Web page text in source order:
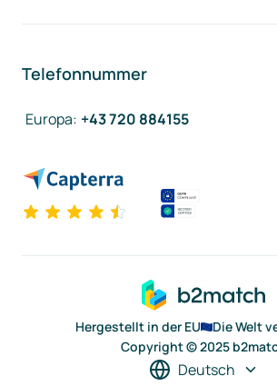
Telefonnummer
Europa: +43 720 884155
Hergestellt in der EU
Die Welt
Copyright © 2025
Deutsch